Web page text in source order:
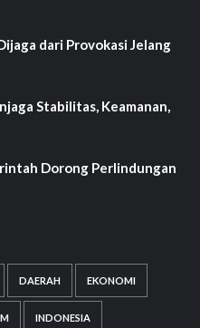
dari Provokasi Jelang
Stabilitas, Keamanan,
Dorong Perlindungan
DAERAH EKONOMI
INDONESIA